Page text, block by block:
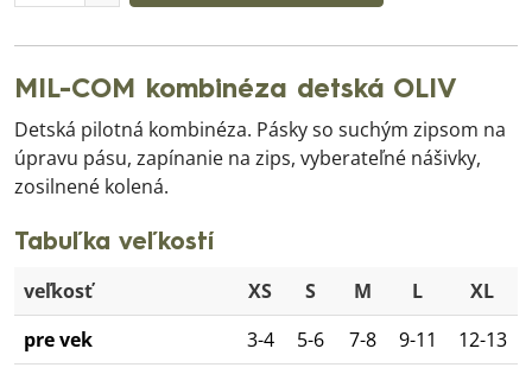
MIL-COM kombinéza detská OLIV
Detská pilotná kombinéza. Pásky so suchým zipsom na
úpravu pásu, zapínanie na zips, vyberateľné nášivky,
zosilnené kolená.
Tabuľka veľkostí
veľkosť XS S M L
XL
pre vek
3-4 5-6 7-8 9-11
12-13